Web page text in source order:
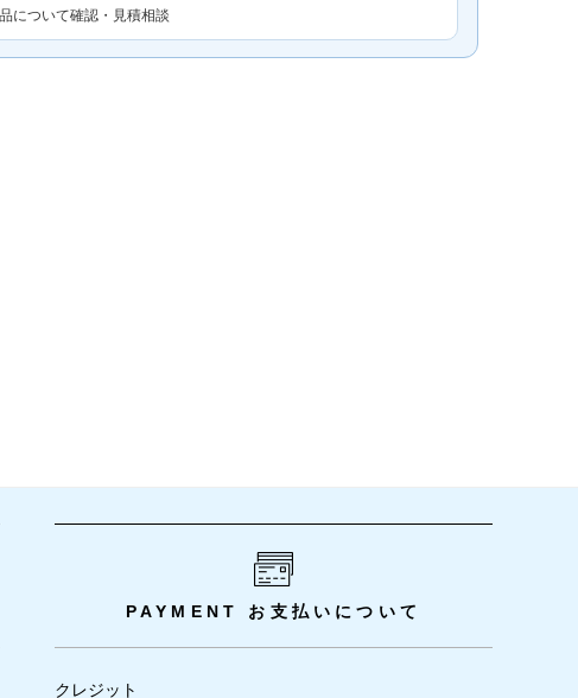
について確認・見積相談
PAYMENT お支払いについて
クレジット